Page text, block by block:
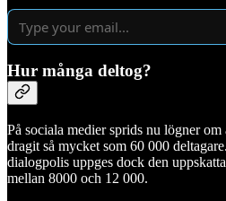
Hur många deltog?
På sociala medier sprids nu lögner
dragit så mycket som 60 000
dialogpolis uppges dock den
mellan 8000 och 12 000.